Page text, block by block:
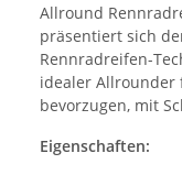
Allround
präsentiert sich
Rennradreifen-
idealer Allrounder
bevorzugen, mit
Eigenschaften: